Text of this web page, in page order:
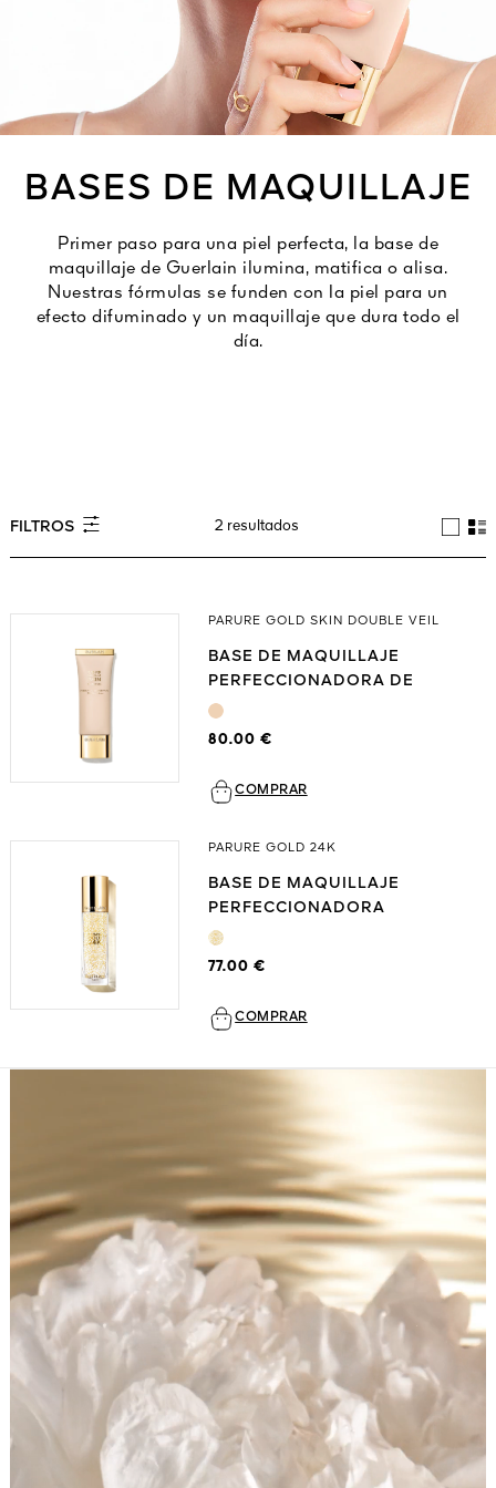
VIVA
BASES DE MAQUILLAJE
Primer paso para una piel perfecta, la base de
maquillaje de Guerlain ilumina, matifica o alisa.
Nuestras fórmulas se funden con la piel para un
efecto difuminado y un maquillaje que dura todo el
día.
FILTROS 2 resultados
PARURE GOLD SKIN DOUBLE VEIL
BASE DE MAQUILLAJE
PERFECCIONADORA DE
EFECTO REJUVENECEDOR
80.00 €
COMPRAR
PARURE GOLD 24K
BASE DE MAQUILLAJE
PERFECCIONADORA
CONCENTRADO DE
LUMINOSIDAD - 24 HORAS DE
77.00 €
COMPRAR